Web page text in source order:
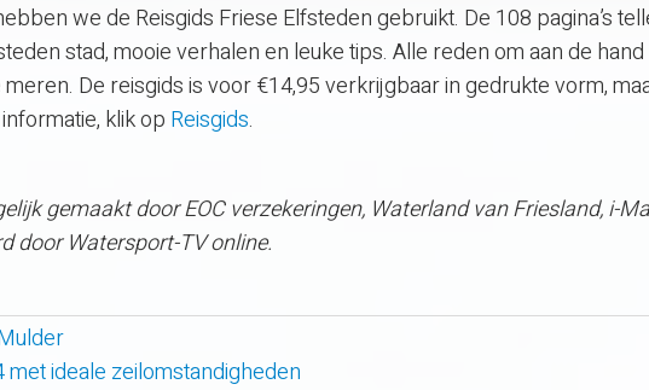
we de Reisgids Friese Elfsteden gebruikt. De 108 pagina’s
stad, mooie verhalen en leuke tips. Alle reden om aan de
De reisgids is voor €14,95 verkrijgbaar in gedrukte vorm,
klik op Reisgids.
gemaakt door EOC verzekeringen, Waterland van Friesland, i-
door Watersport-TV online.
ideale zeilomstandigheden